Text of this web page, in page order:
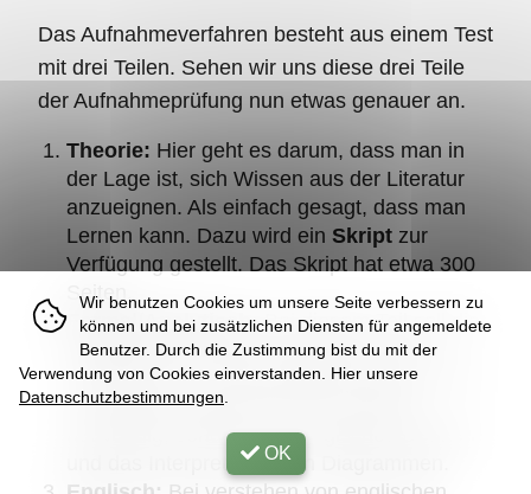
Das Aufnahmeverfahren besteht aus einem Test
mit drei Teilen. Sehen wir uns diese drei Teile
der Aufnahmeprüfung nun etwas genauer an.
Theorie: Hier geht es darum, dass man in
der Lage ist, sich Wissen aus der Literatur
anzueignen. Als einfach gesagt, dass man
Lernen kann. Dazu wird ein Skript zur
Verfügung gestellt. Das Skript hat etwa 300
Seiten.
Formal/Analytisch:Bei diesem Teil soll die
Fähigkeit zum formal-analytischen und
methodischen Denken geprüft werden. Hier
ist weniger Mathematik oder Statistik
notwendig, sondern eher logisches Denken
und das Interpretieren von Diagrammen.
Wir benutzen Cookies um unsere Seite verbessern zu
können und bei zusätzlichen Diensten für angemeldete
Benutzer. Durch die Zustimmung bist du mit der
Verwendung von Cookies einverstanden. Hier unsere
Datenschutzbestimmungen
OK